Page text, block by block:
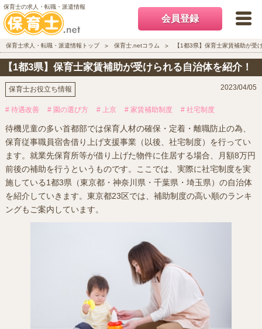
保育士の求人・転職・派遣情報
会員登録
保育士求人・転職・派遣情報トップ 保育士.netコラム 【1都3県】保育士家賃補助が受
【1都3県】保育士家賃補助が受けられる自治体を紹介！
保育士お役立ち情報 2023/04/05
# 待遇改善 # 園の選び方 # 上京 # 家賃補助制度 # 社宅制度
待機児童の多い首都部では保育人材の確保・定着・離職防止の為、
保育従事職員宿舎借り上げ支援事業（以後、社宅制度）を行ってい
ます。就業先保育所等が借り上げた物件に住居する場合、月額8万円
前後の補助を行うというものです。ここでは、実際に社宅制度を実
施している1都3県（東京都・神奈川県・千葉県・埼玉県）の自治体
を紹介していきます。東京都23区では、補助制度の高い順のランキ
ングもご案内しています。